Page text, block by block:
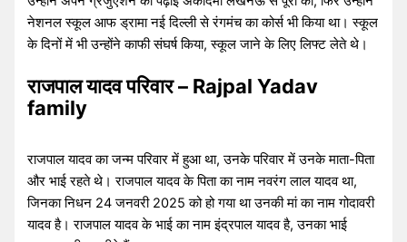
नेशनल स्कूल आफ ड्रामा नई दिल्ली से रंगमंच का कोर्स भी किया था। स्कूल
के दिनों में भी उन्होंने काफी संघर्ष किया, स्कूल जाने के लिए लिफ्ट लेते थे।
राजपाल यादव परिवार – Rajpal Yadav
family
राजपाल यादव का जन्म परिवार में हुआ था, उनके परिवार में उनके माता-पिता
और भाई रहते थे। राजपाल यादव के पिता का नाम नवरंग लाल यादव था,
जिनका निधन 24 जनवरी 2025 को हो गया था उनकी मां का नाम गोदावरी
यादव है। राजपाल यादव के भाई का नाम इंद्रपाल यादव है, उनका भाई